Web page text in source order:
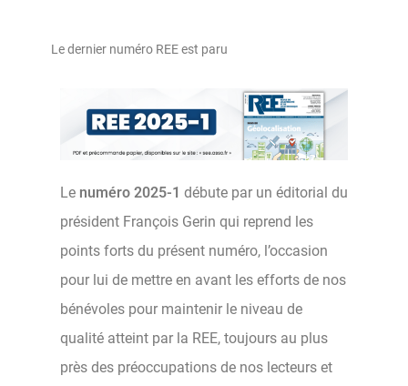
Le dernier numéro REE est paru
Le numéro 2025-1 débute par un éditorial du
président François Gerin qui reprend les
points forts du présent numéro, l’occasion
pour lui de mettre en avant les efforts de nos
bénévoles pour maintenir le niveau de
qualité atteint par la REE, toujours au plus
près des préoccupations de nos lecteurs et